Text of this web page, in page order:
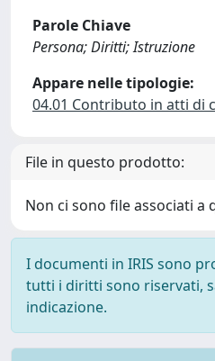
Parole Chiave
Persona; Diritti; Istruzione
Appare nelle tipologie:
04.01 Contributo in atti di
File in questo prodotto:
Non ci sono file associati a
I documenti in IRIS sono
tutti i diritti sono riservati,
indicazione.